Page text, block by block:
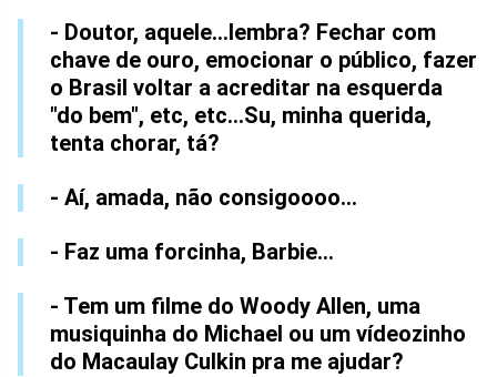
- Doutor, aquele...lembra? Fechar com
chave de ouro, emocionar o público, fazer
o Brasil voltar a acreditar na esquerda
"do bem", etc, etc...Su, minha querida,
tenta chorar, tá?
- Aí, amada, não consigoooo...
- Faz uma forcinha, Barbie...
- Tem um filme do Woody Allen, uma
musiquinha do Michael ou um vídeozinho
do Macaulay Culkin pra me ajudar?